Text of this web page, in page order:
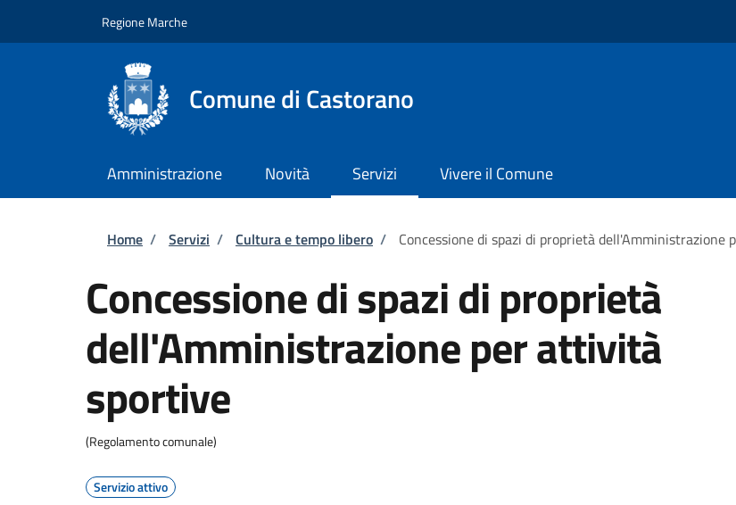
Regione Marche
Comune di Castorano
Amministrazione Novità Servizi Vivere il Comune
Briciole di pane
Home / Servizi / Cultura e tempo libero / Concessione di spazi di proprietà
Concessione di spazi di proprietà
dell'Amministrazione per attività
sportive
(Regolamento comunale)
Servizio attivo